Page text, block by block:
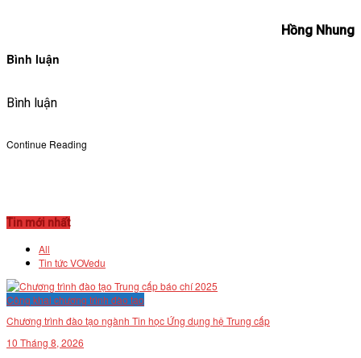
Hồng Nhung
Bình luận
Bình luận
Continue Reading
Tin mới nhất
All
Tin tức VOVedu
Công khai chương trình đào tạo
Chương trình đào tạo ngành Tin học Ứng dụng hệ Trung cấp
10 Tháng 8, 2026